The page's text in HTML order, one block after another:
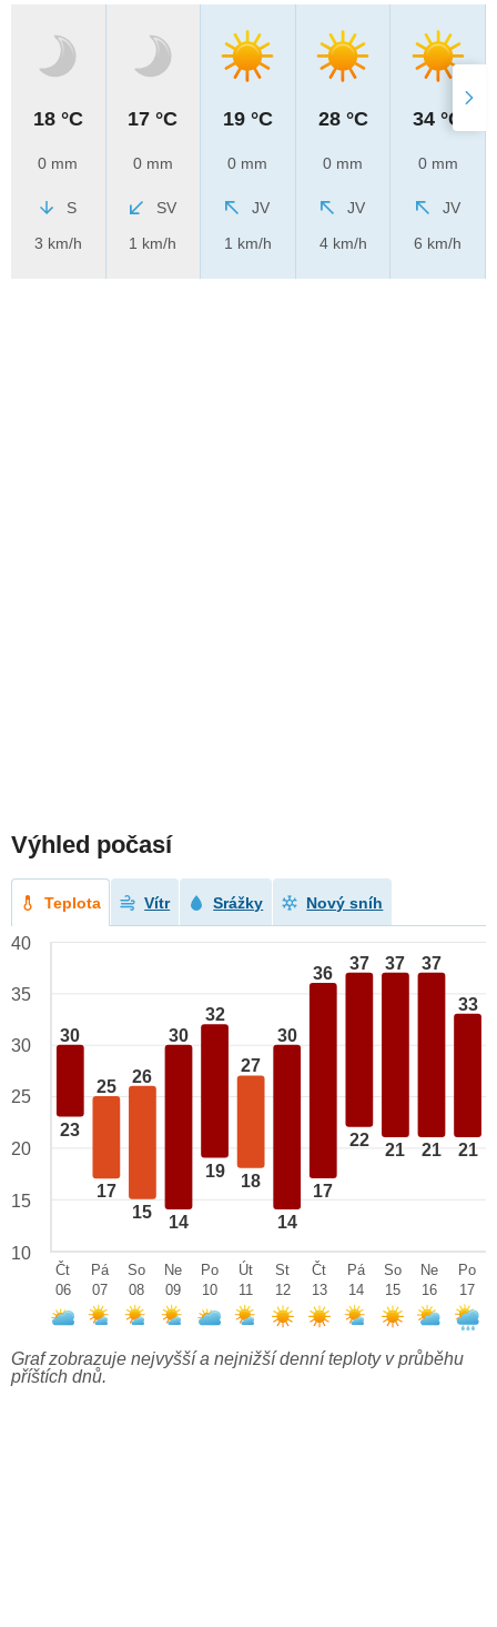
18 °C
0 mm
S
3 km/h
17 °C
0 mm
SV
1 km/h
19 °C
0 mm
JV
1 km/h
28 °C
0 mm
JV
4 km/h
34 °C
0 mm
JV
6 km/h
Výhled počasí
Teplota Vítr Srážky Nový sníh
30
23
25
17
26
15
30
14
32
19
27
18
30
14
36
17
37
22
37
21
37
21
33
21
40
35
30
25
20
15
10
Čt
06
Pá
07
So
08
Ne
09
Po
10
Út
11
St
12
Čt
13
Pá
14
So
15
Ne
16
Po
17
Graf zobrazuje nejvyšší a nejnižší denní teploty v průběhu
příštích dnů.